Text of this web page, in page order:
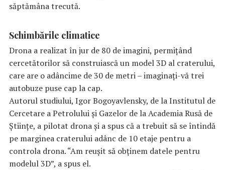
săptămâna trecută.
Schimbările climatice
Drona a realizat în jur de 80 de imagini, permițând
cercetătorilor să construiască un model 3D al craterului,
care are o adâncime de 30 de metri – imaginați-vă trei
autobuze puse cap la cap.
Autorul studiului, Igor Bogoyavlensky, de la Institutul de
Cercetare a Petrolului și Gazelor de la Academia Rusă de
Științe, a pilotat drona și a spus că a trebuit să se întindă
pe marginea craterului adânc de 10 etaje pentru a
controla drona. “Am reușit să obținem datele pentru
modelul 3D”, a spus el.